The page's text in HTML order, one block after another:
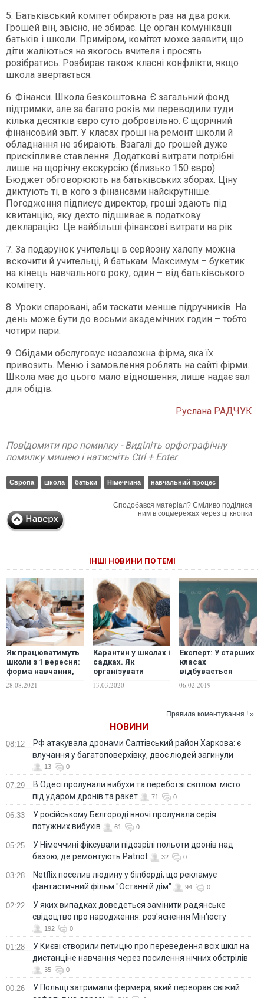
5. Батьківський комітет обирають раз на два роки.
Грошей він, звісно, не збирає. Це орган комунікації
батьків і школи. Приміром, комітет може заявити, що
діти жаліються на якогось вчителя і просять
розібратись. Розбирає також класні конфлікти, якщо
школа звертається.
6. Фінанси. Школа безкоштовна. Є загальний фонд
підтримки, але за багато років ми переводили туди
кілька десятків євро суто добровільно. Є щорічний
фінансовий звіт. У класах гроші на ремонт школи й
обладнання не збирають. Взагалі до грошей дуже
прискіпливе ставлення. Додаткові витрати потрібні
лише на щорічну екскурсію (близько 150 євро).
Бюджет обговорюють на батьківських зборах. Ціну
диктують ті, в кого з фінансами найскрутніше.
Погодження підписує директор, гроші здають під
квитанцію, яку дехто підшиває в податкову
декларацію. Це найбільші фінансові витрати на рік.
7. За подарунок учительці в серйозну халепу можна
вскочити й учительці, й батькам. Максимум – букетик
на кінець навчального року, один – від батьківського
комітету.
8. Уроки спаровані, аби таскати менше підручників. На
день може бути до восьми академічних годин – тобто
чотири пари.
9. Обідами обслуговує незалежна фірма, яка їх
привозить. Меню і замовлення роблять на сайті фірми.
Школа має до цього мало відношення, лише надає зал
для обідів.
Руслана РАДЧУК
Повідомити про помилку - Виділіть орфографічну
помилку мишею і натисніть Ctrl + Enter
Європа школа батьки Німеччина навчальний процес
Сподобався матеріал? Сміливо поділися
ним в соцмережах через ці кнопки
ІНШІ НОВИНИ ПО ТЕМІ
Як працюватимуть
школи з 1 вересня:
форма навчання,
канікул
28.08.2021
Карантин у школах і
садках. Як
організувати
вдома
13.03.2020
Експерт: У старших
класах
відбувається
навчального
06.02.2019
Правила коментування ! »
НОВИНИ
08:12
РФ атакувала дронами Салтівський район Харкова: є
влучання у багатоповерхівку, двоє людей загинули
13 0
07:29
В Одесі пролунали вибухи та перебої зі світлом: місто
під ударом дронів та ракет
71 0
06:33
У російському Бєлгороді вночі пролунала серія
потужних вибухів
61 0
05:25
У Німеччині фіксували підозрілі польоти дронів над
базою, де ремонтують Patriot
32 0
03:28
Netflix поселив людину у білборді, що рекламує
фантастичний фільм "Останній дім"
94 0
02:22
У яких випадках доведеться замінити радянське
свідоцтво про народження: роз'яснення Мін'юсту
192 0
01:28
У Києві створили петицію про переведення всіх шкіл на
дистанціне навчання через посилення нічних обстрілів
35 0
00:26
У Польщі затримали фермера, який переорав свіжий